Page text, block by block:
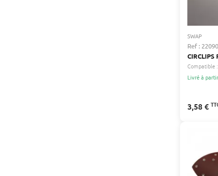
SWAP
Ref :
CIRCLIPS
Compatible :
Livré à
3,58 €